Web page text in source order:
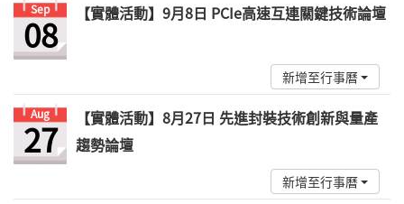
Sep
08 【實體活動】9月8日 PCIe高速互連關鍵技術論壇
新增至行事曆
Aug
27
【實體活動】8月27日 先進封裝技術創新與量產
趨勢論壇
新增至行事曆